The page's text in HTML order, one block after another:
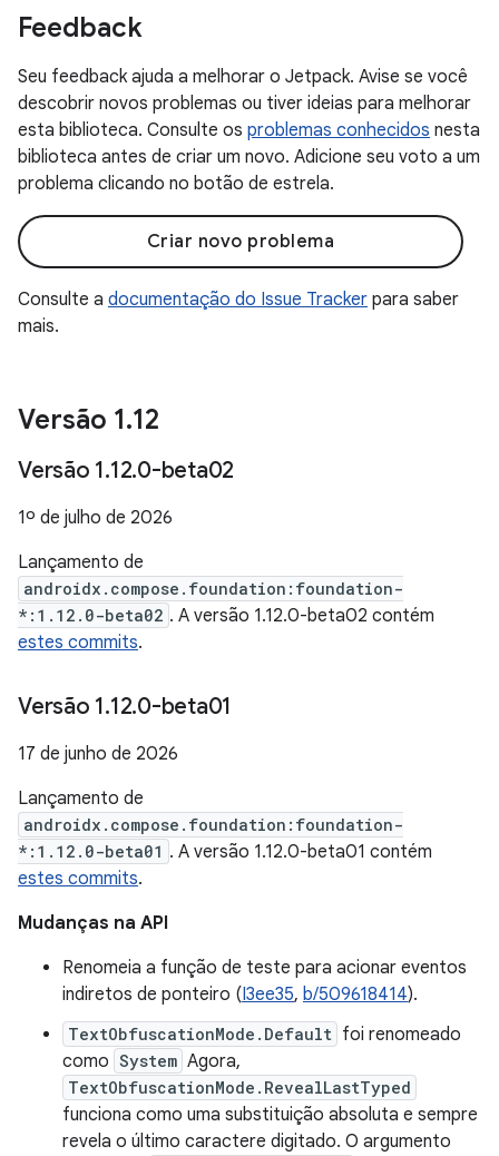
Feedback
Seu feedback ajuda a melhorar o Jetpack. Avise se você
descobrir novos problemas ou tiver ideias para melhorar
esta biblioteca. Consulte os problemas conhecidos nesta
biblioteca antes de criar um novo. Adicione seu voto a um
problema clicando no botão de estrela.
Criar novo problema
Consulte a documentação do Issue Tracker para saber
mais.
Versão 1.12
Versão 1.12.0-beta02
1º de julho de 2026
Lançamento de
androidx.compose.foundation:foundation-
*:1.12.0-beta02 . A versão 1.12.0-beta02 contém
estes commits.
Versão 1.12.0-beta01
17 de junho de 2026
Lançamento de
androidx.compose.foundation:foundation-
*:1.12.0-beta01 . A versão 1.12.0-beta01 contém
estes commits.
Mudanças na API
Renomeia a função de teste para acionar eventos
indiretos de ponteiro (I3ee35, b/509618414).
TextObfuscationMode.Default foi renomeado
como System Agora,
TextObfuscationMode.RevealLastTyped
funciona como uma substituição absoluta e sempre
revela o último caractere digitado. O argumento